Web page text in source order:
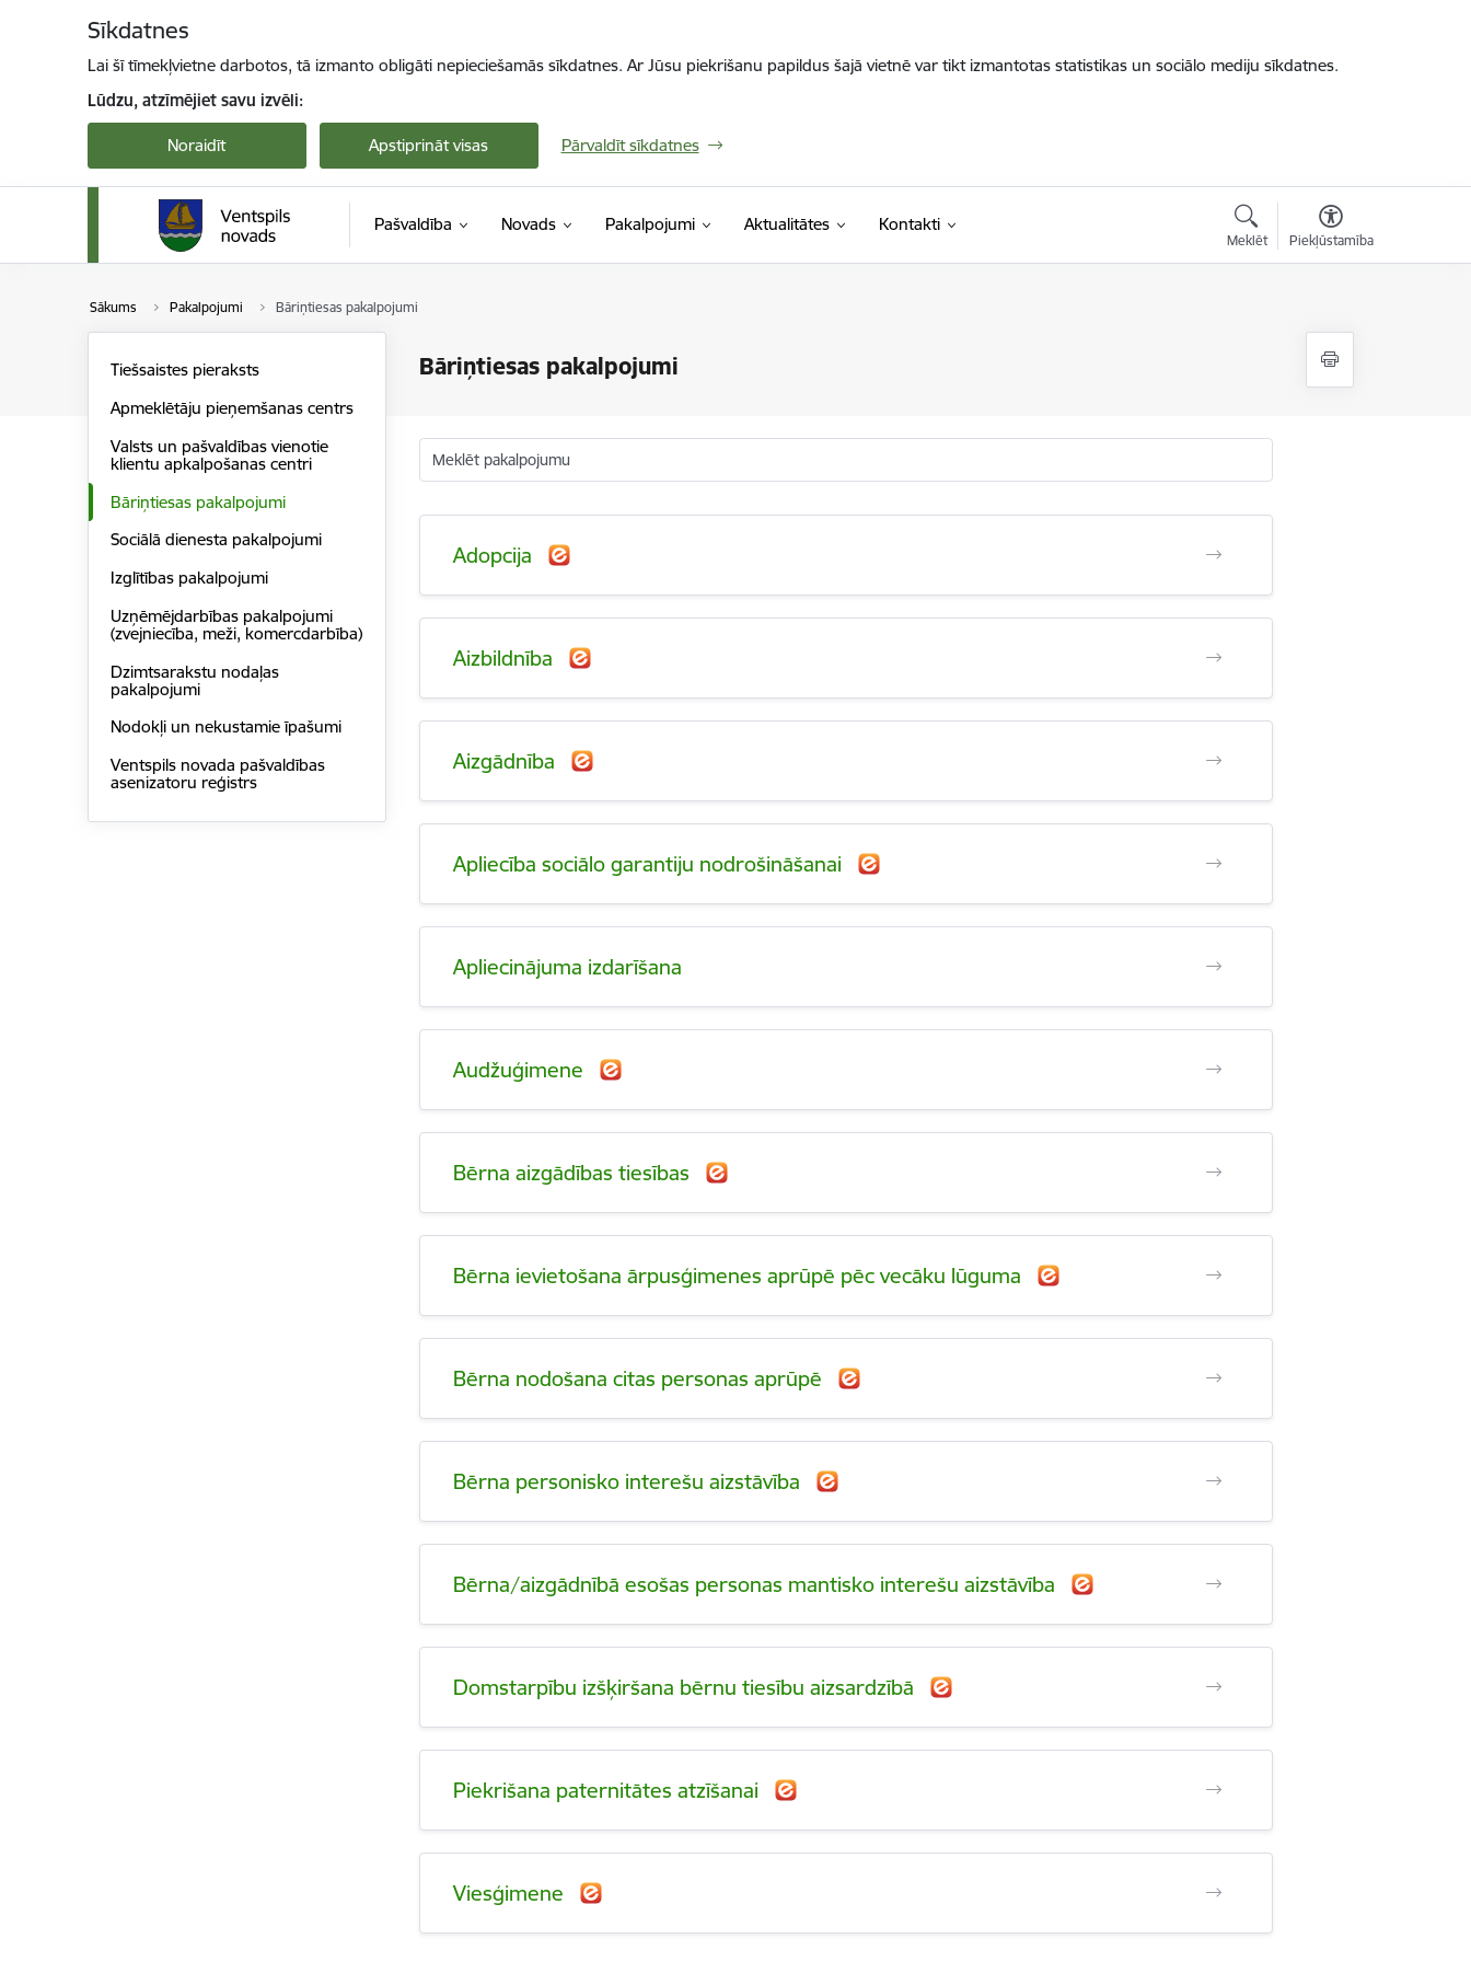
Sīkdatnes
Lai šī tīmekļvietne darbotos, tā izmanto obligāti nepieciešamās sīkdatnes. Ar Jūsu piekrišanu papildus šajā vietnē var tikt izmantotas statistikas un sociālo mediju sīkdatnes.
Lūdzu, atzīmējiet savu izvēli:
Noraidīt Apstiprināt visas Pārvaldīt sīkdatnes
Pašvaldība Novads Pakalpojumi Aktualitātes Kontakti
Meklēt Piekļūstamība
Sākums Pakalpojumi Bāriņtiesas pakalpojumi
Bāriņtiesas pakalpojumi
Tiešsaistes pieraksts
Apmeklētāju pieņemšanas centrs
Valsts un pašvaldības vienotie
klientu apkalpošanas centri
Bāriņtiesas pakalpojumi
Sociālā dienesta pakalpojumi
Izglītības pakalpojumi
Uzņēmējdarbības pakalpojumi
(zvejniecība, meži, komercdarbība)
Dzimtsarakstu nodaļas
pakalpojumi
Nodokļi un nekustamie īpašumi
Ventspils novada pašvaldības
asenizatoru reģistrs
Meklēt pakalpojumu
Adopcija
Aizbildnība
Aizgādnība
Apliecība sociālo garantiju nodrošināšanai
Apliecinājuma izdarīšana
Audžuģimene
Bērna aizgādības tiesības
Bērna ievietošana ārpusģimenes aprūpē pēc vecāku lūguma
Bērna nodošana citas personas aprūpē
Bērna personisko interešu aizstāvība
Bērna/aizgādnībā esošas personas mantisko interešu aizstāvība
Domstarpību izšķiršana bērnu tiesību aizsardzībā
Piekrišana paternitātes atzīšanai
Viesģimene